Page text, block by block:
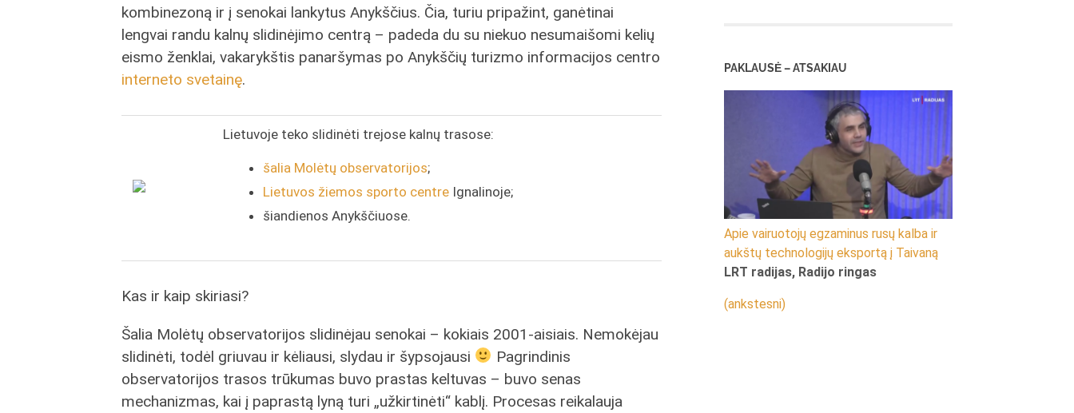
kombinezoną ir į senokai lankytus Anykščius. Čia, turiu pripažint, ganėtinai
lengvai randu kalnų slidinėjimo centrą – padeda du su niekuo nesumaišomi kelių
eismo ženklai, vakarykštis panaršymas po Anykščių turizmo informacijos centro
interneto svetainę.
Lietuvoje teko slidinėti trejose kalnų trasose:
šalia Molėtų observatorijos;
Lietuvos žiemos sporto centreIgnalinoje;
šiandienos Anykščiuose.
Kas ir kaip skiriasi?
Šalia Molėtų observatorijos slidinėjau senokai – kokiais 2001-aisiais. Nemokėjau
slidinėti, todėl griuvau ir kėliausi, slydau ir šypsojausi
Pagrindinis
observatorijos trasos trūkumas buvo prastas keltuvas – buvo senas
mechanizmas, kai į paprastą lyną turi „užkirtinėti“ kablį. Procesas reikalauja
PAKLAUSĖ – ATSAKIAU
Apie vairuotojų egzaminus rusų kalba ir
aukštų technologijų eksportą į Taivaną
LRT radijas, Radijo ringas
(ankstesni)